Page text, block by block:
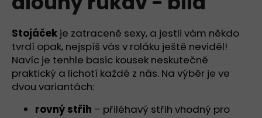
z
hvězdiček.
Stojáček je zatraceně sexy, a jestli vám někdo
tvrdí opak, nejspíš vás v roláku ještě neviděl!
Navíc je tenhle basic kousek neskutečně
praktický a lichotí každé z nás. Na výběr je ve
dvou variantách:
rovný střih – přiléhavý střih vhodný pro
o
r
u
č
u
j